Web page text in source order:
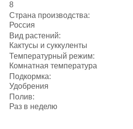
8
Страна производства:
Россия
Вид растений:
Кактусы и суккуленты
Температурный режим:
Комнатная температура
Подкормка:
Удобрения
Полив:
Раз в неделю